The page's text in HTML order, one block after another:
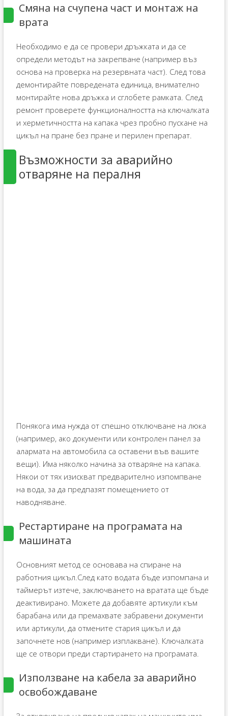
Смяна на счупена част и монтаж на
врата
Необходимо е да се провери дръжката и да се
определи методът на закрепване (например въз
основа на проверка на резервната част). След това
демонтирайте повредената единица, внимателно
монтирайте нова дръжка и сглобете рамката. След
ремонт проверете функционалността на ключалката
и херметичността на капака чрез пробно пускане на
цикъл на пране без пране и перилен препарат.
Възможности за аварийно
отваряне на пералня
Понякога има нужда от спешно отключване на люка
(например, ако документи или контролен панел за
алармата на автомобила са оставени във вашите
вещи). Има няколко начина за отваряне на капака.
Някои от тях изискват предварително изпомпване
на вода, за да предпазят помещението от
наводняване.
Рестартиране на програмата на
машината
Основният метод се основава на спиране на
работния цикъл.След като водата бъде изпомпана и
таймерът изтече, заключването на вратата ще бъде
деактивирано. Можете да добавяте артикули към
барабана или да премахвате забравени документи
или артикули, да отмените стария цикъл и да
започнете нов (например изплакване). Ключалката
ще се отвори преди стартирането на програмата.
Използване на кабела за аварийно
освобождаване